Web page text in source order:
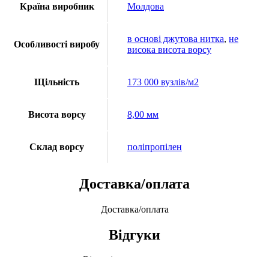
Країна виробник Молдова
Особливості виробу
в основі джутова нитка, не
висока висота ворсу
Щільність 173 000 вузлів/м2
Висота ворсу 8,00 мм
Склад ворсу поліпропілен
Доставка/оплата
Доставка/оплата
Відгуки